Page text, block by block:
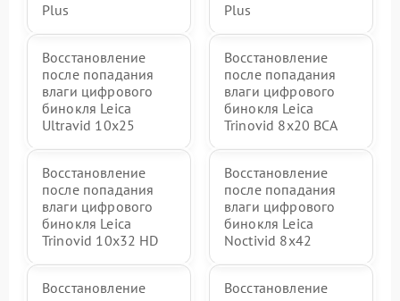
Plus
Plus
Восстановление
после попадания
влаги цифрового
бинокля Leica
Ultravid 10x25
Восстановление
после попадания
влаги цифрового
бинокля Leica
Trinovid 8x20 BCA
Восстановление
после попадания
влаги цифрового
бинокля Leica
Trinovid 10x32 HD
Восстановление
после попадания
влаги цифрового
бинокля Leica
Noctivid 8x42
Восстановление
Восстановление